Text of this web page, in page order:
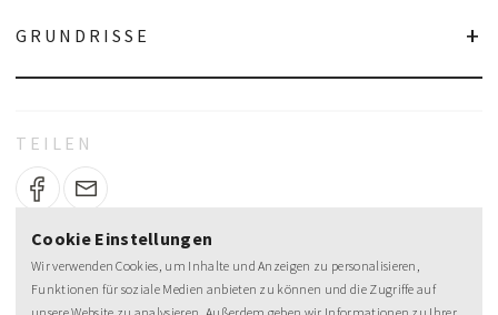
GRUNDRISSE
TEILEN
Cookie Einstellungen
Wir verwenden Cookies, um Inhalte und Anzeigen zu personalisieren,
Funktionen für soziale Medien anbieten zu können und die Zugriffe auf